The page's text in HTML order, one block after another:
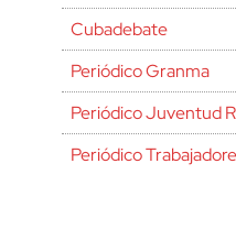
Cubadebate
Periódico Granma
Periódico Juventud
Periódico